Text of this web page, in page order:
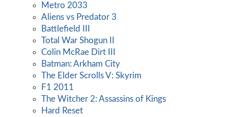
Metro 2033
Aliens vs Predator 3
Battlefield III
Total War Shogun II
Colin McRae Dirt III
Batman: Arkham City
The Elder Scrolls V: Skyrim
F1 2011
The Witcher 2: Assassins of Kings
Hard Reset